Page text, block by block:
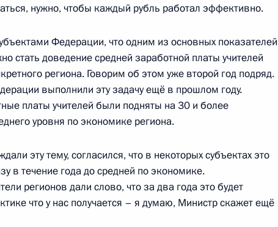
Председателя Правительства
региональных систем общего
нужно, чтобы каждый рубль работал эффективно.
Федерации, что одним из основных показателей
стать доведение средней заработной платы учителей
региона. Говорим об этом уже второй год подряд.
выполнили эту задачу ещё в прошлом году.
платы учителей были подняты на 30 и более
уровня по экономике региона.
эту тему, согласился, что в некоторых субъектах это
в течение года до средней по экономике.
регионов дали слово, что за два года это будет
что у нас получается – я думаю, Министр скажет ещё